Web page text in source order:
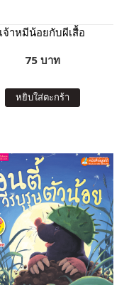
เจ้าหมีน้อยกับผีเสื้อ
75 บาท
หยิบใส่ตะกร้า